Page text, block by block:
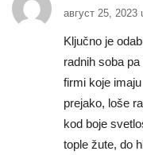
август 25, 2023
Ključno je
radnih soba
firmi koje
prejako, loše
kod boje
tople žute, do